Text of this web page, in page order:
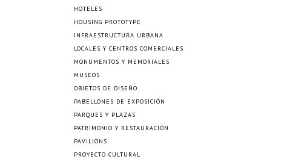
HOTELES
HOUSING PROTOTYPE
INFRAESTRUCTURA URBANA
LOCALES Y CENTROS COMERCIALES
MONUMENTOS Y MEMORIALES
MUSEOS
OBJETOS DE DISEÑO
PABELLONES DE EXPOSICIÓN
PARQUES Y PLAZAS
PATRIMONIO Y RESTAURACIÓN
PAVILIONS
PROYECTO CULTURAL